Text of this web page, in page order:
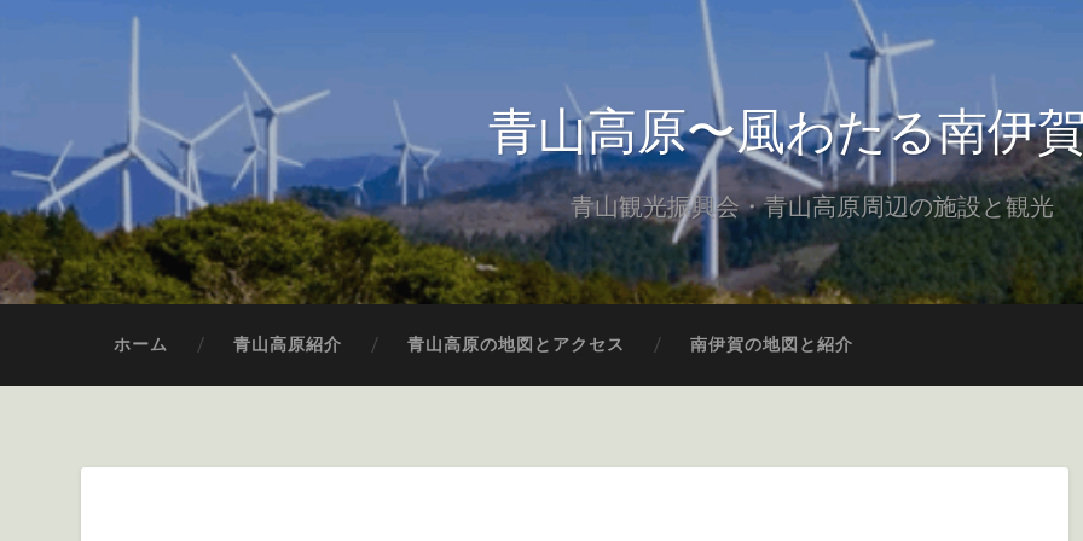
青山高原〜風わたる南伊
青山観光振興会・青山高原周辺の施設と観光
ホーム 青山高原紹介 青山高原の地図とアクセス 南伊賀の地図と紹介